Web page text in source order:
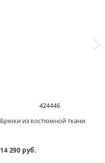
424446
Брюки из костюмной ткани
14 290 руб.